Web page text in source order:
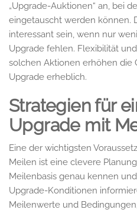
„Upgrade-Auktionen“ an, bei
eingetauscht werden können.
interessant sein, wenn nur
Upgrade fehlen. Flexibilität
solchen Aktionen erhöhen die
Upgrade erheblich.
Strategien für
Upgrade mit
Eine der wichtigsten
Meilen ist eine clevere
Meilenbasis genau kennen
Upgrade-Konditionen
Meilenwerte und